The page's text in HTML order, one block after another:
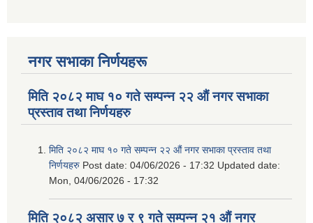
नगर सभाका निर्णयहरू
मिति २०८२ माघ १० गते सम्पन्न २२ औं नगर सभाका
प्रस्ताव तथा निर्णयहरु
मिति २०८२ माघ १० गते सम्पन्न २२ औं नगर सभाका प्रस्ताव तथा
निर्णयहरु Post date: 04/06/2026 - 17:32 Updated date:
Mon, 04/06/2026 - 17:32
मिति २०८२ असार ७ र ९ गते सम्पन्न २१ औं नगर